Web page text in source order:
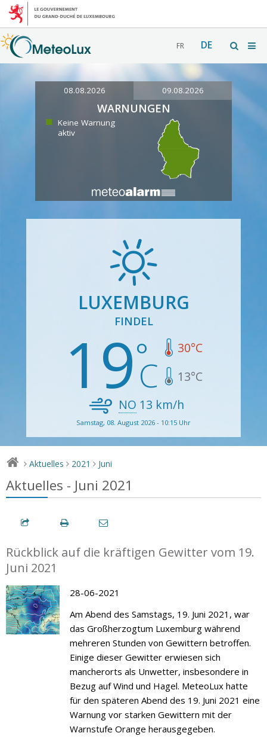
FR DE
08.08.2026 09.08.2026
WARNUNGEN
Keine Warnung
aktiv
LUXEMBURG
FINDEL
19 30°C
13°C
NO 13 km/h
Samstag, 08. August 2026 - 10:15 Uhr
> Aktuelles > 2021 > Juni
Aktuelles - Juni 2021
Rückblick auf die kräftigen Gewitter vom 19.
Juni 2021
28-06-2021
Am Abend des Samstags, 19. Juni 2021, war
das Großherzogtum Luxemburg während
mehreren Stunden von Gewittern betroffen.
Einige dieser Gewitter erwiesen sich
mancherorts als Unwetter, insbesondere in
Bezug auf Wind und Hagel. MeteoLux hatte
für den späteren Abend des 19. Juni 2021 eine
Warnung vor starken Gewittern mit der
Warnstufe Orange herausgegeben.